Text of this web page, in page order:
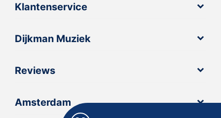
Klantenservice
Dijkman Muziek
Reviews
Amsterdam